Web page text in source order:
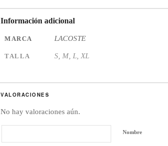
Información adicional
MARCA LACOSTE
TALLA S, M, L, XL
VALORACIONES
No hay valoraciones aún.
Nombre